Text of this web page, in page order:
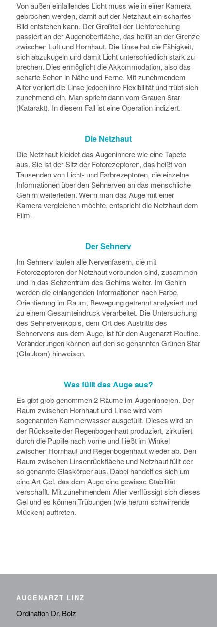
Von außen einfallendes Licht muss wie in einer Kamera
gebrochen werden, damit auf der Netzhaut ein scharfes
Bild entstehen kann. Der Großteil der Lichtbrechung
passiert an der Augenoberfläche, das heißt an der Grenze
zwischen Luft und Hornhaut. Die Linse hat die Fähigkeit,
sich abzukugeln und damit Licht unterschiedlich stark zu
brechen. Dies ermöglicht die Akkommodation, also das
scharfe Sehen in Nähe und Ferne. Mit zunehmendem
Alter verliert die Linse jedoch ihre Flexibilität und trübt sich
zunehmend ein. Man spricht dann vom Grauen Star
(Katarakt). In diesem Fall ist eine Operation indiziert.
Die Netzhaut
Die Netzhaut kleidet das Augeninnere wie eine Tapete
aus. Sie ist der Sitz der Fotorezeptoren, das heißt von
Tausenden von Licht- und Farbrezeptoren, die einzelne
Informationen über den Sehnerven an das menschliche
Gehirn weiterleiten. Wenn man das Auge mit einer
Kamera vergleichen möchte, entspricht die Netzhaut dem
Film.
Der Sehnerv
Im Sehnerv laufen alle Nervenfasern, die mit
Fotorezeptoren der Netzhaut verbunden sind, zusammen
und in das Sehzentrum des Gehirns weiter. Im Gehirn
werden die einlangenden Informationen nach Farbe,
Orientierung im Raum, Bewegung getrennt analysiert und
zu einem Gesamteindruck verarbeitet. Die Untersuchung
des Sehnervenkopfs, dem Ort des Austritts des
Sehnervens aus dem Auge, ist für den Augenarzt Routine.
Veränderungen können auf den so genannten Grünen Star
(Glaukom) hinweisen.
Was füllt das Auge aus?
Es gibt grob genommen 2 Räume im Augeninneren. Der
Raum zwischen Hornhaut und Linse wird vom
sogenannten Kammerwasser ausgefüllt. Dieses wird an
der Rückseite der Regenbogenhaut produziert, zirkuliert
durch die Pupille nach vorne und fließt im Winkel
zwischen Hornhaut und Regenbogenhaut wieder ab. Den
Raum zwischen Linsenrückfläche und Netzhaut füllt der
so genannte Glaskörper aus. Dabei handelt es sich um
eine Art Gel, das dem Auge eine gewisse Stabilität
verschafft. Mit zunehmendem Alter verflüssigt sich dieses
Gel und es können Trübungen (wie herum schwirrende
Mücken) auftreten.
AUGENARZT LINZ
Ordination Dr. Bolz